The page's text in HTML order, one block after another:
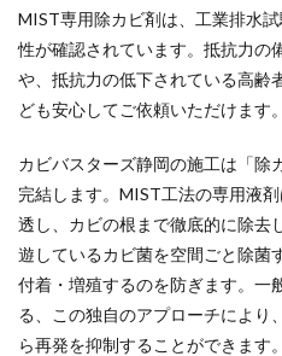
MIST専用除カビ剤は、工業排水
性が確認されています。抵抗力の
や、抵抗力の低下されている高齢
ども安心してご依頼いただけます。
カビバスターズ静岡の施工は「除
完結します。MIST工法の専用液
透し、カビの根まで徹底的に除去
遊しているカビ菌を空間ごと除菌
付着・増殖するのを防ぎます。一
る、この独自のアプローチにより
ら再発を抑制することができます。